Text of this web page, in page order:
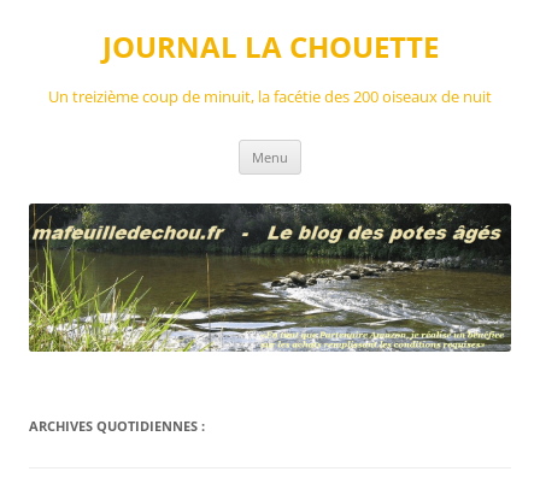
JOURNAL LA CHOUETTE
Un treizième coup de minuit, la facétie des 200 oiseaux de nuit
Menu
ARCHIVES QUOTIDIENNES :